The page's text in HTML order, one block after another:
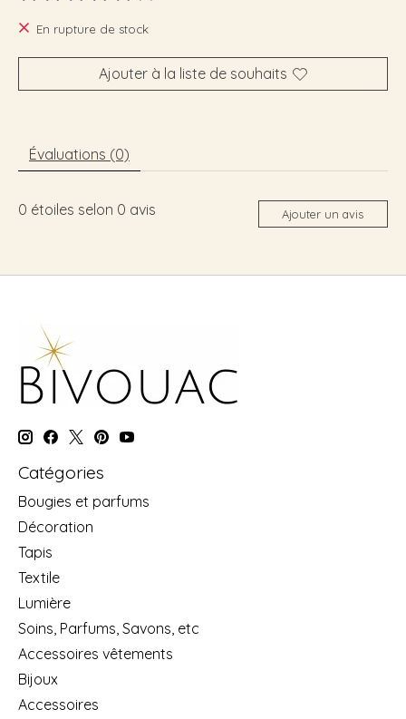
En rupture de stock
Ajouter à la liste de souhaits
Évaluations (0)
0 étoiles selon 0 avis Ajouter un avis
Catégories
Bougies et parfums
Décoration
Tapis
Textile
Lumière
Soins, Parfums, Savons, etc
Accessoires vêtements
Bijoux
Accessoires